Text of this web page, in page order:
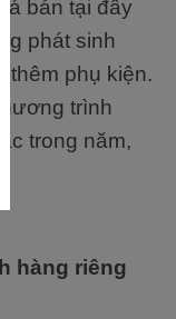
bán tại đây
phát sinh
thêm phụ kiện.
trình
trong năm,
hàng riêng